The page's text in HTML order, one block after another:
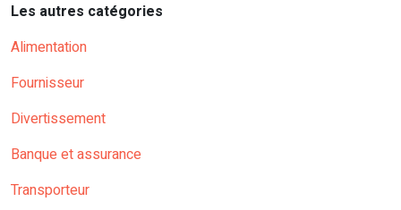
Les autres catégories
Alimentation
Fournisseur
Divertissement
Banque et assurance
Transporteur